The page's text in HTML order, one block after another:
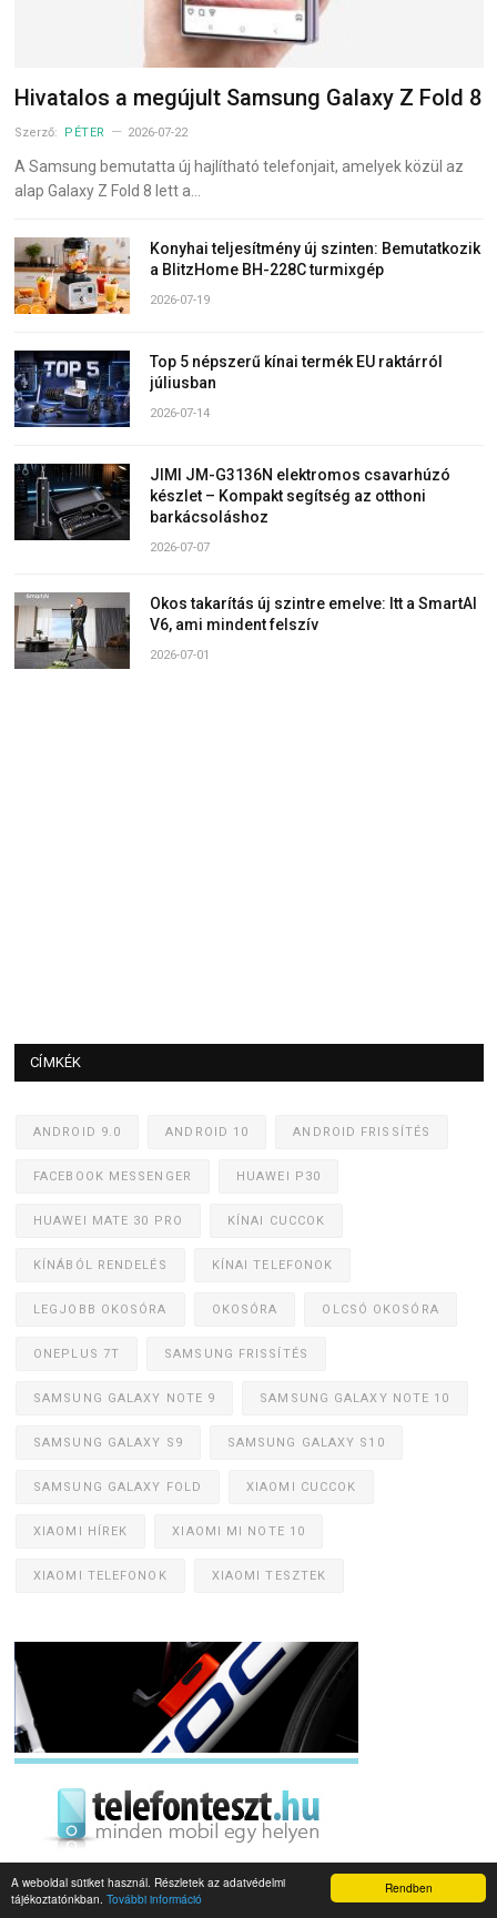
Rendben
A weboldal sütiket használ. Részletek az adatvédelmi
tájékoztatónkban. További információ
Hivatalos a megújult Samsung Galaxy Z Fold 8
Szerző: PÉTER 2026-07-22
A Samsung bemutatta új hajlítható telefonjait, amelyek közül az
alap Galaxy Z Fold 8 lett a…
Konyhai teljesítmény új szinten: Bemutatkozik
a BlitzHome BH-228C turmixgép
2026-07-19
Top 5 népszerű kínai termék EU raktárról
júliusban
2026-07-14
JIMI JM-G3136N elektromos csavarhúzó
készlet – Kompakt segítség az otthoni
barkácsoláshoz
2026-07-07
Okos takarítás új szintre emelve: Itt a SmartAI
V6, ami mindent felszív
2026-07-01
CÍMKÉK
ANDROID 9.0 ANDROID 10 ANDROID FRISSÍTÉS
FACEBOOK MESSENGER HUAWEI P30
HUAWEI MATE 30 PRO KÍNAI CUCCOK
KÍNÁBÓL RENDELÉS KÍNAI TELEFONOK
LEGJOBB OKOSÓRA OKOSÓRA OLCSÓ OKOSÓRA
ONEPLUS 7T SAMSUNG FRISSÍTÉS
SAMSUNG GALAXY NOTE 9 SAMSUNG GALAXY NOTE 10
SAMSUNG GALAXY S9 SAMSUNG GALAXY S10
SAMSUNG GALAXY FOLD XIAOMI CUCCOK
XIAOMI HÍREK XIAOMI MI NOTE 10
XIAOMI TELEFONOK XIAOMI TESZTEK